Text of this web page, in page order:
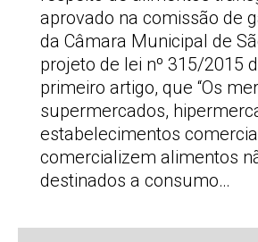
aprovado na comissão de
da Câmara Municipal de
projeto de lei nº 315/2015
primeiro artigo, que “Os
supermercados,
estabelecimentos
comercializem alimentos
destinados a consumo…